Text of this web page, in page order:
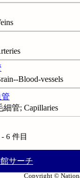
Blood-vessels
管; Capillaries
- 6 件目
サーチ
Copyright ©